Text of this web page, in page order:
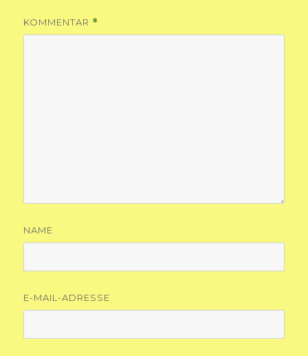
KOMMENTAR *
NAME
E-MAIL-ADRESSE